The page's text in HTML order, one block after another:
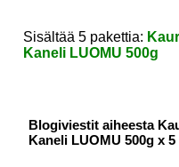
Sisältää 5 pakettia:
Kaneli LUOMU 500g
Blogiviestit aiheesta
Kaneli LUOMU 500g x